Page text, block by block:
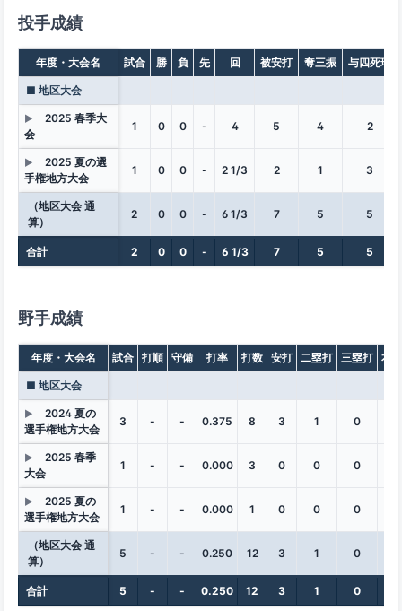
投手成績
年度・大会名 試合 勝 負 先 回 被安打 奪三振 与四死球
■ 地区大会
▶
2025 春季大
会
1 0 0 - 4 5 4 2
▶
2025 夏の選
手権地方大会
1 0 0 - 2 1/3 2 1 3
（地区大会 通
算）
2 0 0 - 6 1/3 7 5 5
合計 2 0 0 - 6 1/3 7 5 5
野手成績
年度・大会名 試合 打順 守備 打率 打数 安打 二塁打 三塁打 本
■ 地区大会
▶
2024 夏の
選手権地方大会
3 - - 0.375 8 3 1 0
▶
2025 春季
大会
1 - - 0.000 3 0 0 0
▶
2025 夏の
選手権地方大会
1 - - 0.000 1 0 0 0
（地区大会 通
算）
5 - - 0.250 12 3 1 0
合計 5 - - 0.250 12 3 1 0